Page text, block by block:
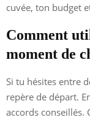
cuvée, ton budget
Comment
moment de
Si tu hésites entre
repère de départ.
accords conseillés.